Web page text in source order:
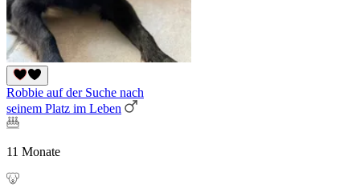
Robbie auf der Suche nach
seinem Platz im Leben
11 Monate